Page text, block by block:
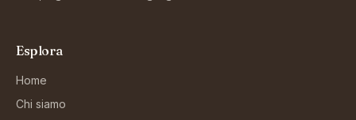
Esplora
Home
Chi siamo